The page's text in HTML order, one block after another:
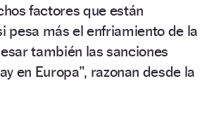
factores que están
pesa más el enfriamiento de la
también las sanciones
en Europa”, razonan desde la